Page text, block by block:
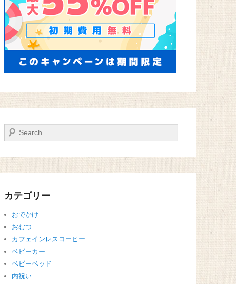
検索
カテゴリー
おでかけ
おむつ
カフェインレスコーヒー
ベビーカー
ベビーベッド
内祝い